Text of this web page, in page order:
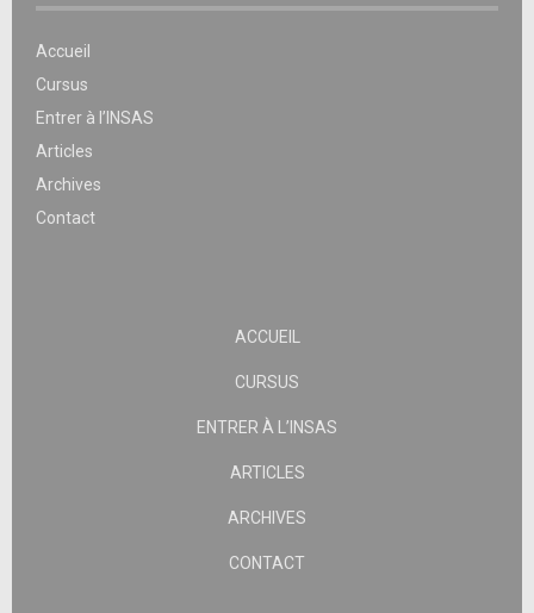
Accueil
Cursus
Entrer à l’INSAS
Articles
Archives
Contact
ACCUEIL
CURSUS
ENTRER À L’INSAS
ARTICLES
ARCHIVES
CONTACT